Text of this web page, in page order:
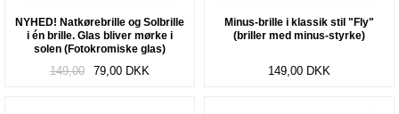
NYHED! Natkørebrille og Solbrille
i én brille. Glas bliver mørke i
solen (Fotokromiske glas)
149,00 79,00 DKK
Minus-brille i klassik stil "Fly"
(briller med minus-styrke)
149,00 DKK